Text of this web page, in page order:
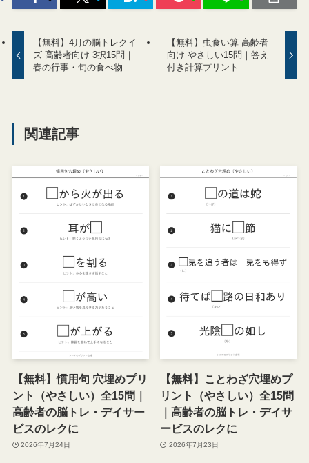
【無料】4月の脳トレクイ
ズ 高齢者向け 3択15問｜
春の行事・旬の食べ物
【無料】虫食い算 高齢者
向け やさしい15問｜答え
付き計算プリント
関連記事
【無料】慣用句 穴埋めプリ
ント（やさしい）全15問｜
高齢者の脳トレ・デイサー
ビスのレクに
2026年7月24日
【無料】ことわざ穴埋めプ
リント（やさしい）全15問
｜高齢者の脳トレ・デイサ
ービスのレクに
2026年7月23日